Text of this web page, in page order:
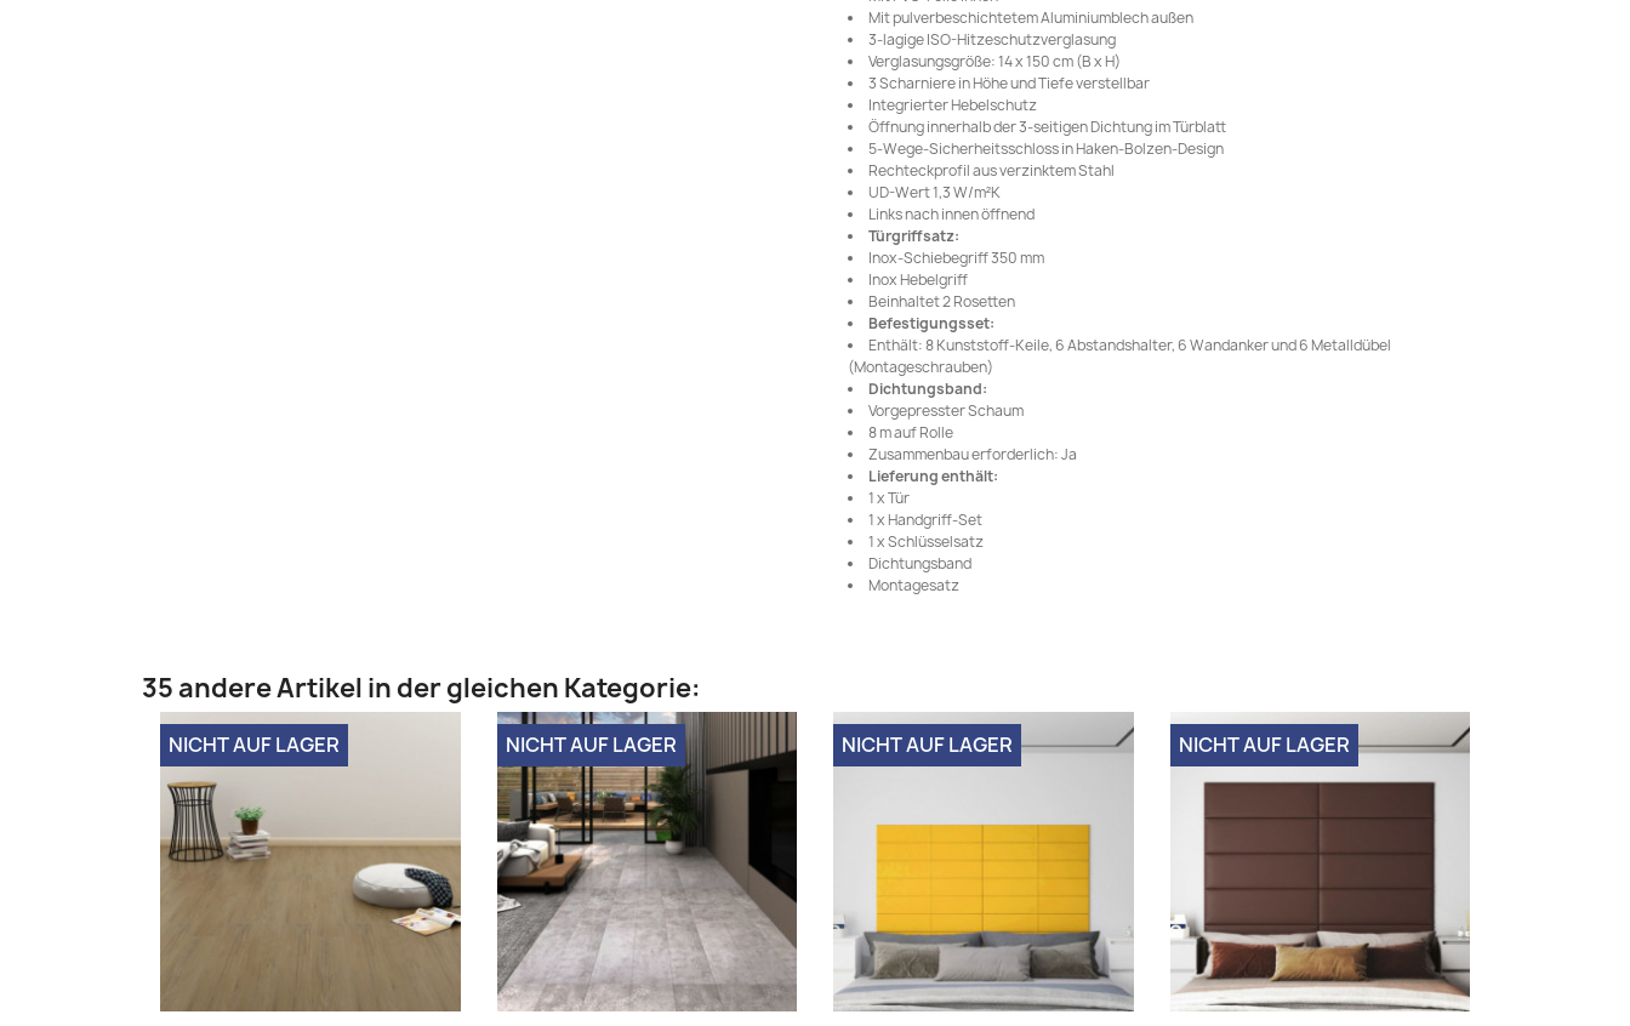
Mit pulverbeschichtetem Aluminiumblech außen
3-lagige ISO-Hitzeschutzverglasung
Verglasungsgröße: 14 x 150 cm (B x H)
3 Scharniere in Höhe und Tiefe verstellbar
Integrierter Hebelschutz
Öffnung innerhalb der 3-seitigen Dichtung im Türblatt
5-Wege-Sicherheitsschloss in Haken-Bolzen-Design
Rechteckprofil aus verzinktem Stahl
UD-Wert 1,3 W/m²K
Links nach innen öffnend
Türgriffsatz:
Inox-Schiebegriff 350 mm
Inox Hebelgriff
Beinhaltet 2 Rosetten
Befestigungsset:
Enthält: 8 Kunststoff-Keile, 6 Abstandshalter, 6 Wandanker und 6 Metalldübel
(Montageschrauben)
Dichtungsband:
Vorgepresster Schaum
8 m auf Rolle
Zusammenbau erforderlich: Ja
Lieferung enthält:
1 x Tür
1 x Handgriff-Set
1 x Schlüsselsatz
Dichtungsband
Montagesatz
35 andere Artikel in der gleichen Kategorie:
NICHT AUF LAGER NICHT AUF LAGER NICHT AUF LAGER NICHT AUF LAGER